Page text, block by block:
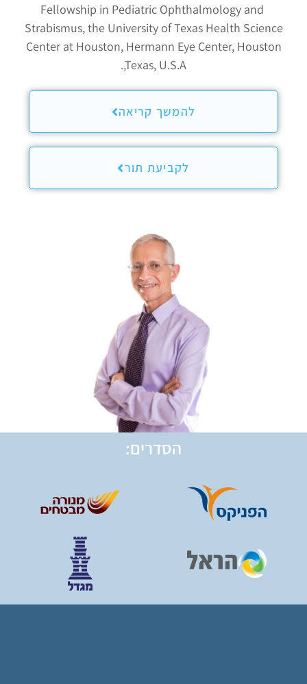
Fellowship in Pediatric Ophthalmology and
Strabismus, the University of Texas Health Science
Center at Houston, Hermann Eye Center, Houston
,Texas, U.S.A.
להמשך קריאה
לקביעת תור
הסדרים: